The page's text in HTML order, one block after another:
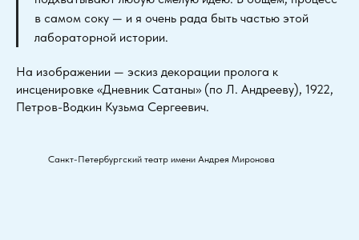
в самом соку — и я очень рада быть частью этой
лабораторной истории.
На изображении — эскиз декорации пролога к
инсценировке «Дневник Сатаны» (по Л. Андрееву), 1922,
Петров-Водкин Кузьма Сергеевич.
Санкт-Петербургский театр имени Андрея Миронова